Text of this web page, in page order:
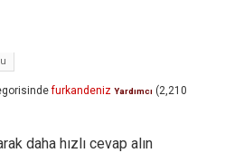
furkandeniz Yardımcı (2,210
daha hızlı cevap alın